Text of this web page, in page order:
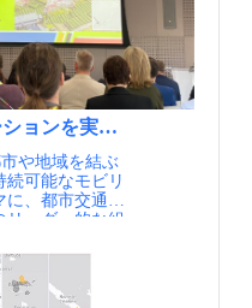
Transit
析能力を強化す
リーに、信頼で
境を構築し、デ
通した人財育成
ています。 ミ
St.Paul）
化に取り組
彼らは探検家と
い環境構築を
スマネジメント
ダッシュボー
います（出典
ョンを実装へ 2025
や地域を結ぶ
可能なモビリ
に、都市交通政
リーダー的な組
場で開催され
超えるモビリテ
、イノベータ